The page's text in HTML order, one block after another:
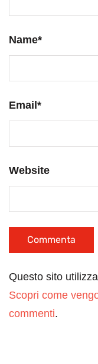
Name*
Email*
Website
Questo sito
Scopri come
commenti.